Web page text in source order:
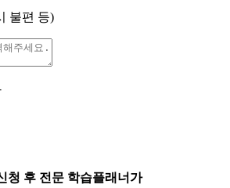
불편 등)
청 후 전문 학습플래너가